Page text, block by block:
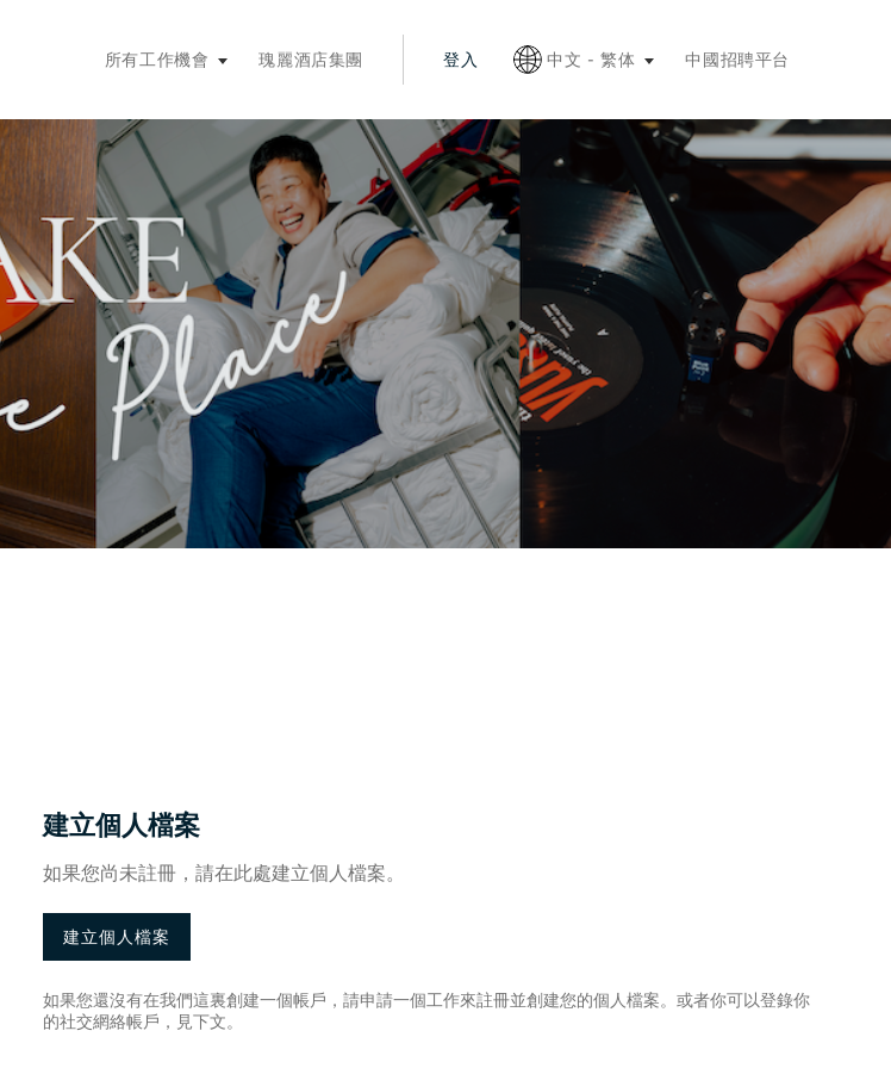
所有工作機會 瑰麗酒店集團 登入 中文 - 繁体 中國招聘平台
建立個人檔案
如果您尚未註冊，請在此處建立個人檔案。
建立個人檔案
如果您還沒有在我們這裏創建一個帳戶，請申請一個工作來註冊並創建您的個人檔案。或者你可以登錄你
的社交網絡帳戶，見下文。